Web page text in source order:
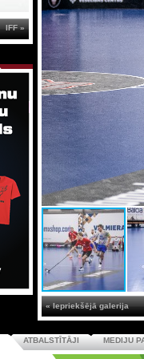
« Iepriekšējā galerija
IFF »
ATBALSTĪTĀJI MEDIJU